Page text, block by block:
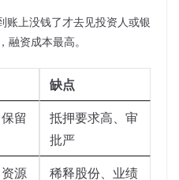
账上没钱了才去见投资人或银
资成本最高。
缺点
留
抵押要求高、审
批严
源
稀释股份、业绩